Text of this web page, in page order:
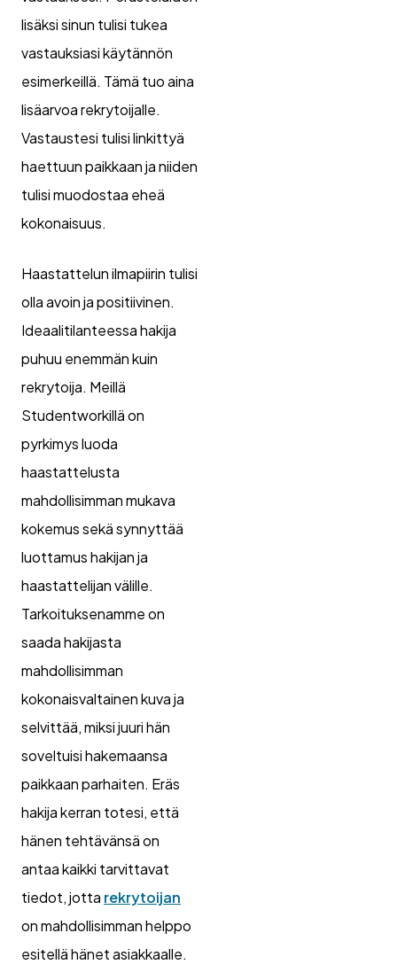
lisäksi sinun tulisi tukea
vastauksiasi käytännön
esimerkeillä. Tämä tuo aina
lisäarvoa rekrytoijalle.
Vastaustesi tulisi linkittyä
haettuun paikkaan ja niiden
tulisi muodostaa eheä
kokonaisuus.
Haastattelun ilmapiirin tulisi
olla avoin ja positiivinen.
Ideaalitilanteessa hakija
puhuu enemmän kuin
rekrytoija. Meillä
Studentworkillä on
pyrkimys luoda
haastattelusta
mahdollisimman mukava
kokemus sekä synnyttää
luottamus hakijan ja
haastattelijan välille.
Tarkoituksenamme on
saada hakijasta
mahdollisimman
kokonaisvaltainen kuva ja
selvittää, miksi juuri hän
soveltuisi hakemaansa
paikkaan parhaiten. Eräs
hakija kerran totesi, että
hänen tehtävänsä on
antaa kaikki tarvittavat
tiedot, jotta rekrytoijan
on mahdollisimman helppo
esitellä hänet asiakkaalle.